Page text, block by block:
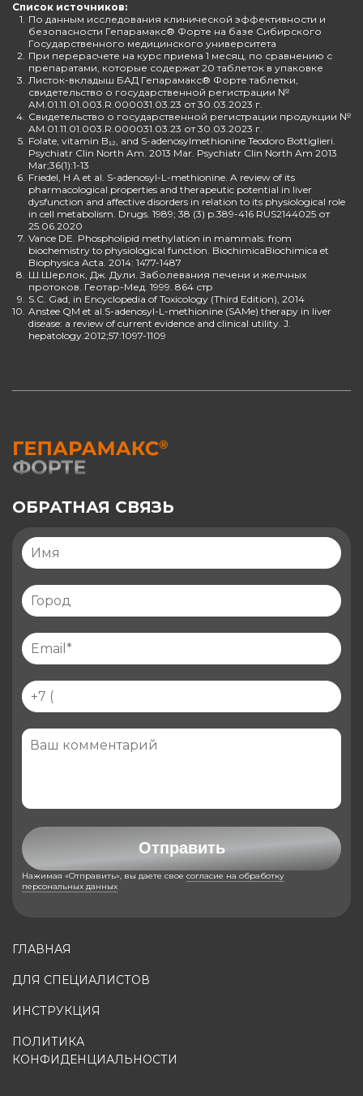
Список источников:
1. По данным исследования клинической эффективности и
безопасности Гепарамакс® Форте на базе Сибирского
Государственного медицинского университета
2. При перерасчете на курс приема 1 месяц, по сравнению с
препаратами, которые содержат 20 таблеток в упаковке
3. Листок-вкладыш БАД Гепарамакс® Форте таблетки,
свидетельство о государственной регистрации №
AM.01.11.01.003.R.000031.03.23 от 30.03.2023 г.
4. Свидетельство о государственной регистрации продукции №
AM.01.11.01.003.R.000031.03.23 от 30.03.2023 г.
5. Folate, vitamin B₁₂, and S-adenosylmethionine Teodoro Bottiglieri.
Psychiatr Clin North Am. 2013 Mar. Psychiatr Clin North Am 2013
Mar;36(1):1-13
6. Friedel, H A et al. S-adenosyl-L-methionine. A review of its
pharmacological properties and therapeutic potential in liver
dysfunction and affective disorders in relation to its physiological role
in cell metabolism. Drugs. 1989; 38 (3) p.389-416 RUS2144025 от
25.06.2020
7. Vance DE. Phospholipid methylation in mammals: from
biochemistry to physiological function. BiochimicaBiochimica et
Biophysica Acta. 2014: 1477-1487
8. Ш.Шерлок, Дж. Дули. Заболевания печени и желчных
протоков. Геотар-Мед. 1999. 864 стр
9. S.C. Gad, in Encyclopedia of Toxicology (Third Edition), 2014
10. Anstee QM et al.S-adenosyl-L-methionine (SAMe) therapy in liver
disease: a review of current evidence and clinical utility. J.
hepatology.2012;57:1097-1109
ГЛАВНАЯ
ДЛЯ СПЕЦИАЛИСТОВ
ИНСТРУКЦИЯ
ПОЛИТИКА
КОНФИДЕНЦИАЛЬНОСТИ
ОБРАТНАЯ СВЯЗЬ
Отправить
Нажимая «Отправить», вы даете свое согласие на обработку
персональных данных